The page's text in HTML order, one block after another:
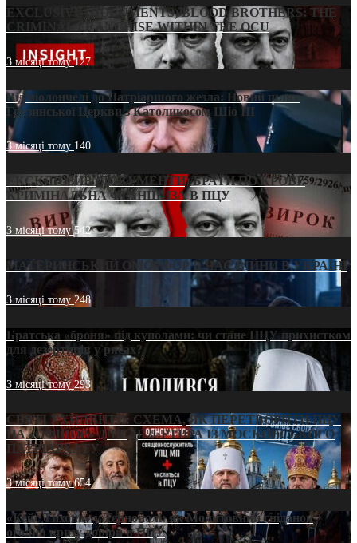
EXCLUSIVE (DOCUMENTS)/BLOOD BROTHERS: THE
CRIMINAL FRANCHISE WITHIN THE OCU
3 місяці тому127
Від віолончелі до Патріаршого жезла: Новий шлях
Грузинської Церкви з Католикосом Шіо III
3 місяці тому 140
ЕКСКЛЮЗИВ (ДОКУМЕНТИ)/БРАТИ ПО КРОВІ:
КРИМІНАЛЬНА ФРАНШИЗА В ПЦУ
3 місяці тому542
МАТЕРИНСЬКИЙ ОМОРФОР В ЧАС ВІЙНИ В УКРАЇНІ
3 місяці тому248
Братська «броня» під куполами: чи стане ПЦУ прихистком
для дезертирів у рясах?
3 місяці тому293
СВЯТІ УХИЛЯНТИ: СХЕМА, ЯК ПЕРЕТВОРИТИ ПЦУ
НА «ОФШОР» ДЛЯ ДЕЗЕРТИРА ІЗ МОСКОВСЬКОГО
ПАТРІАРХАТУ
3 місяці тому654
«Кейс Тихона» у Тернополі: як Молитовний сніданок
оголив кризу довіри в ПЦУ